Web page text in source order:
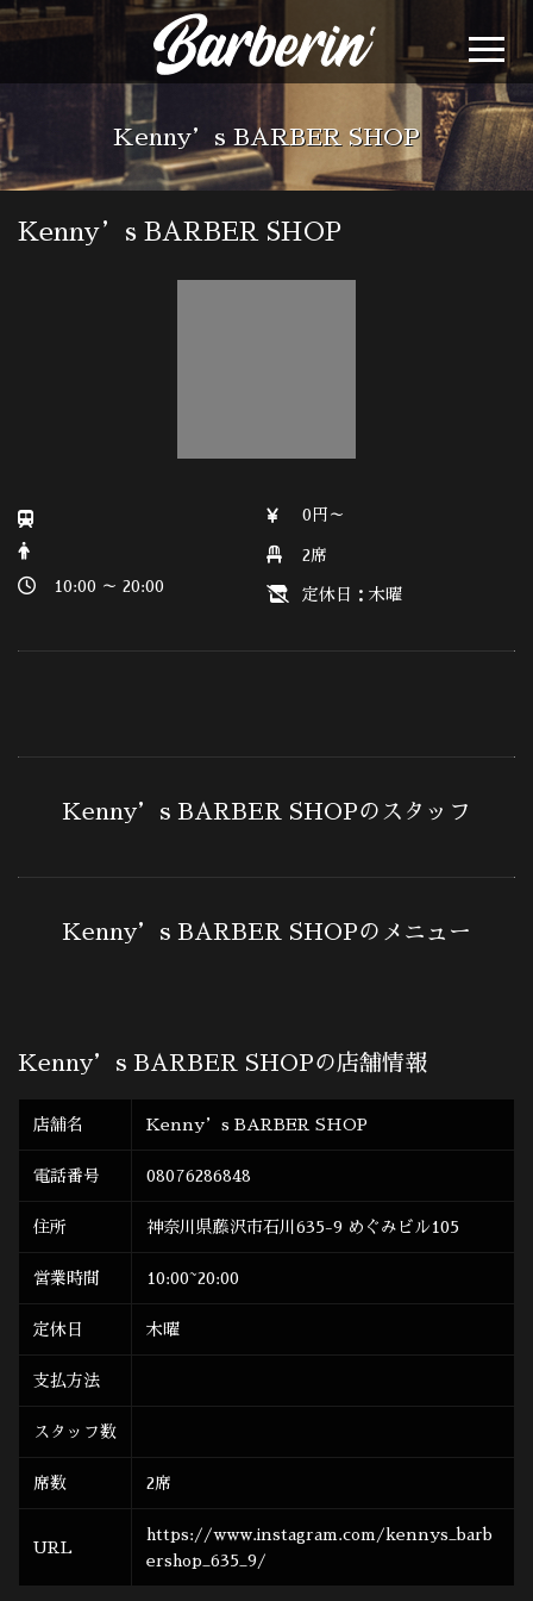
Kenny’s BARBER SHOP
Kenny’s BARBER SHOP
10:00 ～ 20:00
0円～
2席
定休日：木曜
Kenny’s BARBER SHOPのスタッフ
Kenny’s BARBER SHOPのメニュー
Kenny’s BARBER SHOPの店舗情報
店舗名 Kenny’s BARBER SHOP
電話番号 08076286848
住所 神奈川県藤沢市石川635-9 めぐみビル105
営業時間 10:00~20:00
定休日 木曜
支払方法
スタッフ数
席数 2席
URL
https://www.instagram.com/kennys_barb
ershop_635_9/